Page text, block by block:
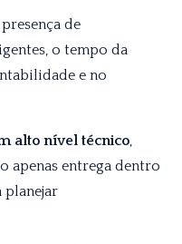
de
o tempo da
e no
alto nível técnico,
apenas entrega dentro
planejar